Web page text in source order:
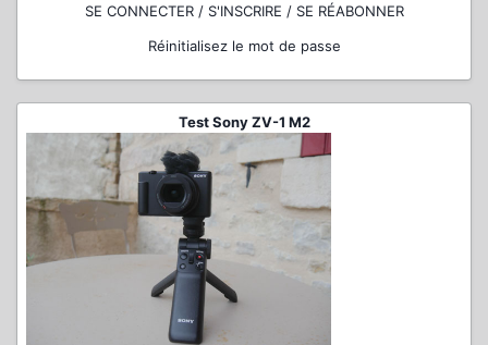
SE CONNECTER / S'INSCRIRE / SE RÉABONNER
Réinitialisez le mot de passe
Test Sony ZV-1 M2